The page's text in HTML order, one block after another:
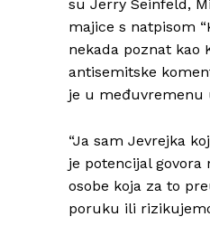
su Jerry Seinfeld,
majice s natpisom
nekada poznat kao
antisemitske
je u međuvremenu
“Ja sam Jevrejka
je potencijal govora
osobe koja za to
poruku ili